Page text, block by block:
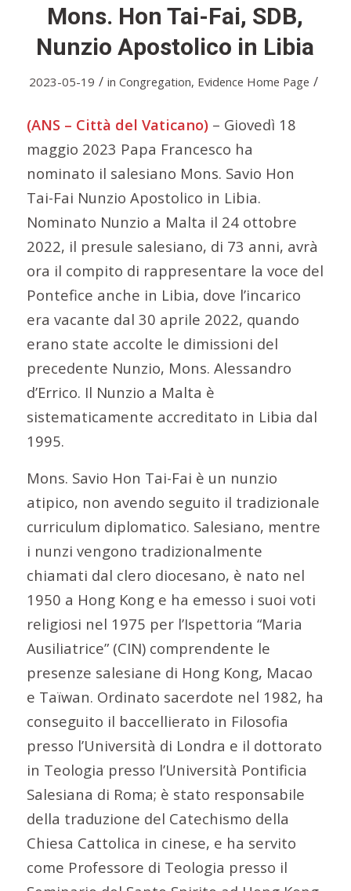
Mons. Hon Tai-Fai, SDB,
Nunzio Apostolico in Libia
2023-05-19 / in Congregation, Evidence Home Page /
(ANS – Città del Vaticano)– Giovedì 18
maggio 2023 Papa Francesco ha
nominato il salesiano Mons. Savio Hon
Tai-Fai Nunzio Apostolico in Libia.
Nominato Nunzio a Malta il 24 ottobre
2022, il presule salesiano, di 73 anni, avrà
ora il compito di rappresentare la voce del
Pontefice anche in Libia, dove l’incarico
era vacante dal 30 aprile 2022, quando
erano state accolte le dimissioni del
precedente Nunzio, Mons. Alessandro
d’Errico. Il Nunzio a Malta è
sistematicamente accreditato in Libia dal
1995.
Mons. Savio Hon Tai-Fai è un nunzio
atipico, non avendo seguito il tradizionale
curriculum diplomatico. Salesiano, mentre
i nunzi vengono tradizionalmente
chiamati dal clero diocesano, è nato nel
1950 a Hong Kong e ha emesso i suoi voti
religiosi nel 1975 per l’Ispettoria “Maria
Ausiliatrice” (CIN) comprendente le
presenze salesiane di Hong Kong, Macao
e Taïwan. Ordinato sacerdote nel 1982, ha
conseguito il baccellierato in Filosofia
presso l’Università di Londra e il dottorato
in Teologia presso l’Università Pontificia
Salesiana di Roma; è stato responsabile
della traduzione del Catechismo della
Chiesa Cattolica in cinese, e ha servito
come Professore di Teologia presso il